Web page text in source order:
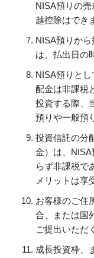
NISA預りの
越控除はでき
NISA預りか
は、払出日の
NISA預りと
配金は非課税
投資する際、
預りや一般預
投資信託の分
金）は、
らず非課税で
メリットは享
お客様のご住
合、または国
ご提出いただ
成長投資枠、